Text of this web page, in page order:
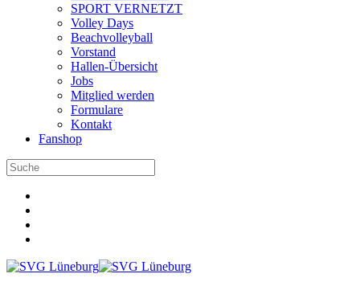
SPORT VERNETZT
Volley Days
Beachvolleyball
Vorstand
Hallen-Übersicht
Jobs
Mitglied werden
Formulare
Kontakt
Fanshop